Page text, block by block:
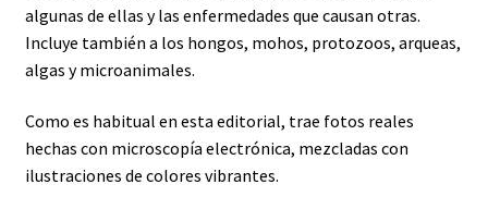
algunas de ellas y las enfermedades que causan otras.
Incluye también a los hongos, mohos, protozoos, arqueas,
algas y microanimales.
Como es habitual en esta editorial, trae fotos reales
hechas con microscopía electrónica, mezcladas con
ilustraciones de colores vibrantes.